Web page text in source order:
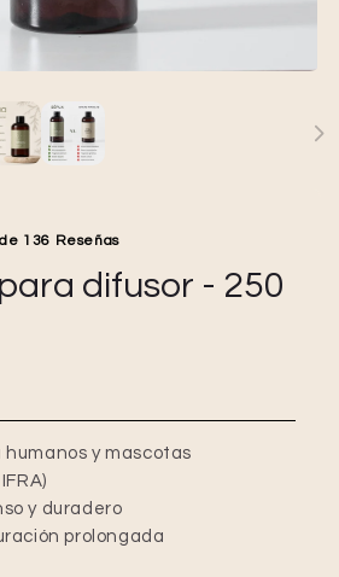
136 Reseñas
difusor - 250
humanos y mascotas
y duradero
prolongada